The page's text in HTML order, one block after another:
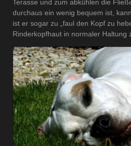
Terasse und zum abkühlen die
durchaus ein wenig bequem ist,
ist er sogar zu „faul den Kopf zu
Rinderkopfhaut in normaler Haltung